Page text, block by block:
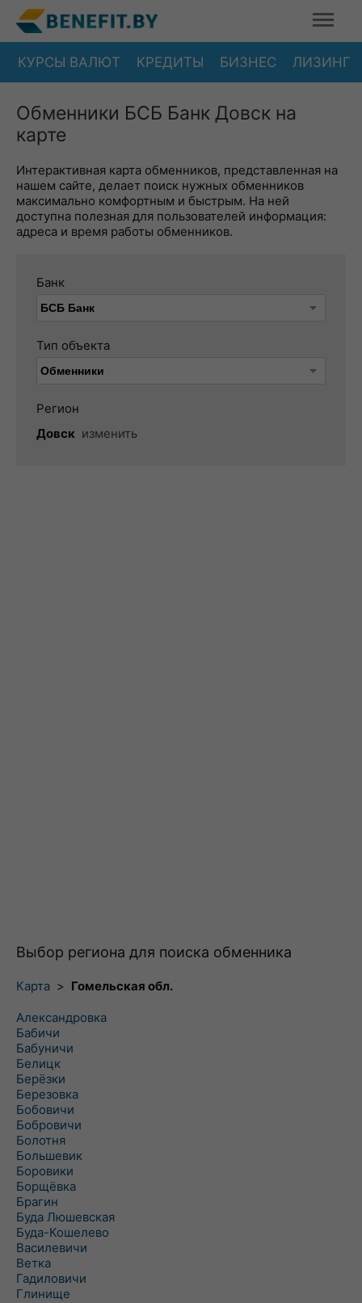
КУРСЫ ВАЛЮТ КРЕДИТЫ БИЗНЕС ЛИЗИНГ
Обменники БСБ Банк Довск на
карте
Интерактивная карта обменников, представленная на
нашем сайте, делает поиск нужных обменников
максимально комфортным и быстрым. На ней
доступна полезная для пользователей информация:
адреса и время работы обменников.
Банк
Тип объекта
Регион
Довск изменить
Выбор региона для поиска обменника
Карта > Гомельская обл.
Александровка
Бабичи
Бабуничи
Белицк
Берёзки
Березовка
Бобовичи
Бобровичи
Болотня
Большевик
Боровики
Борщёвка
Брагин
Буда Люшевская
Буда-Кошелево
Василевичи
Ветка
Гадиловичи
Глинище